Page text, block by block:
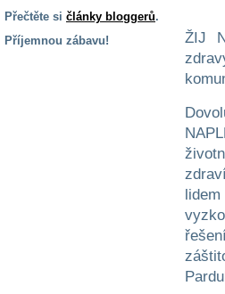
Přečtěte si články bloggerů.
Příjemnou zábavu!
ŽIJ